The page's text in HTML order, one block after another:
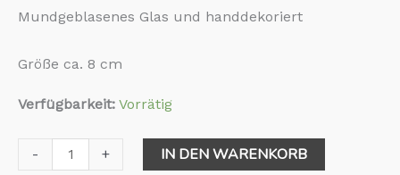
Mundgeblasenes Glas und handdekoriert
Größe ca. 8 cm
Verfügbarkeit: Vorrätig
- + IN DEN WARENKORB